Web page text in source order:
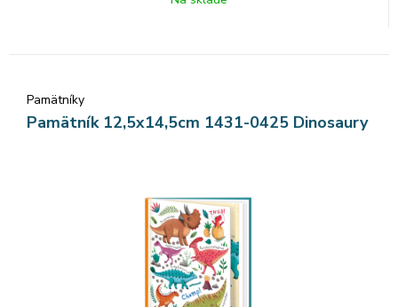
obsahuje 48 listov a textilnú záložku. Vnútorné listy
Pamätníky
Pamätník 12,5x14,5cm 1431-0425 Dinosaury